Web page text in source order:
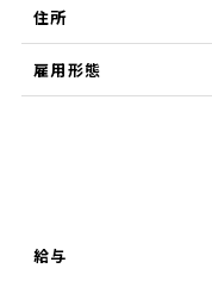
住所
雇用形態
給与